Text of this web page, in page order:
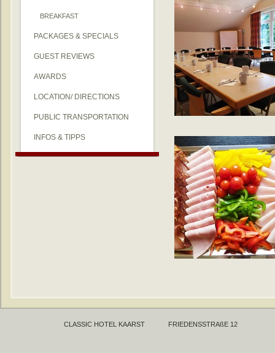
BREAKFAST
PACKAGES & SPECIALS
GUEST REVIEWS
AWARDS
LOCATION/ DIRECTIONS
PUBLIC TRANSPORTATION
INFOS & TIPPS
CLASSIC HOTEL KAARST FRIEDENSSTRAßE 12